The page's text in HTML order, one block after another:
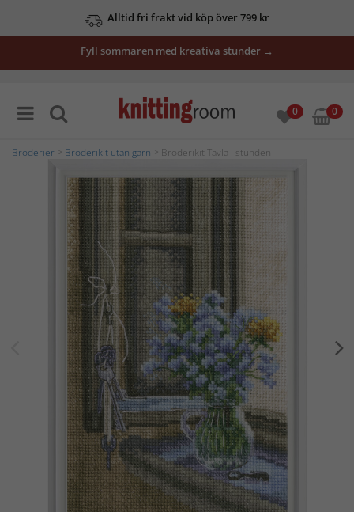
Alltid fri frakt vid köp över 799 kr
Fyll sommaren med kreativa stunder →
0 0
Broderier Broderikit utan garn > Broderikit Tavla I stunden